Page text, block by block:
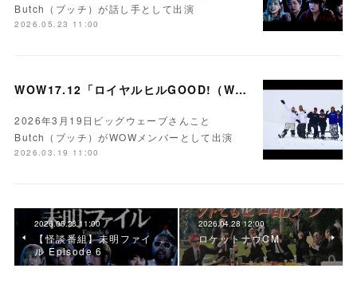
Butch（ブッチ）が話し手として出演
2026.05.23 11:00
WOW17.12「ロイヤルヒルGOOD!（WOWlympic2026）」（スノーボード＆コメディ番組）
2026年3月19日ビッグウェーブさんこと
Butch（ブッチ）がWOWメンバーとして出演
2026.03.19 11:00
2026.05.23 11:00
【怪談番組】未明ファイ
ル Episode 6
2026.04.28 12:00
ロケットナウCM